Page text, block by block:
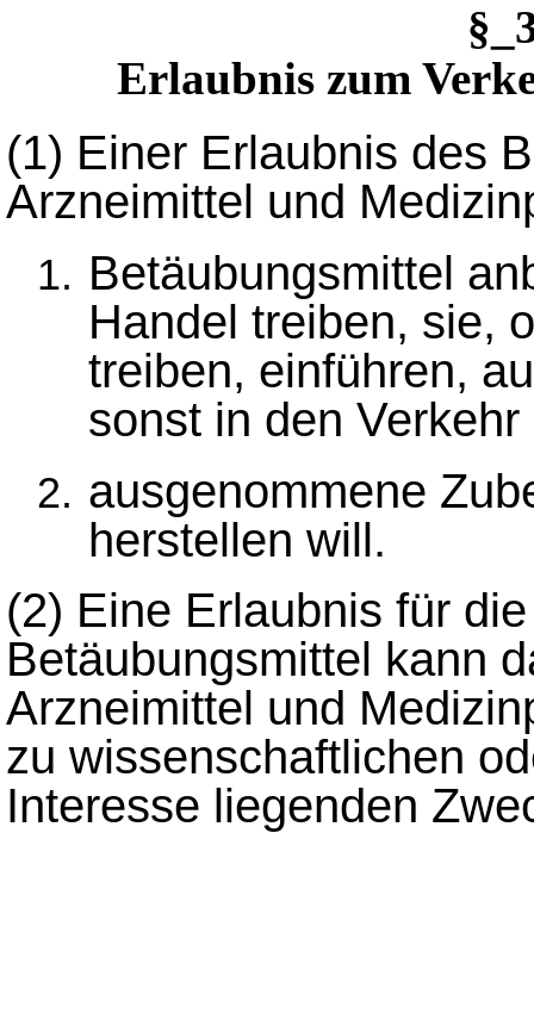
Erlaubnis zum
(1) Einer Erlaubnis des
Arzneimittel und
Betäubungsmittel
Handel treiben, sie,
treiben, einführen,
sonst in den
ausgenommene
herstellen will.
(2) Eine Erlaubnis für
Betäubungsmittel kann
Arzneimittel und
zu wissenschaftlichen
Interesse liegenden